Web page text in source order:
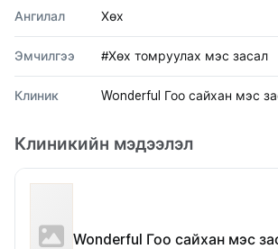
Ангилал Хөх
Эмчилгээ #Хөх томруулах мэс засал
Клиник Wonderful Гоо сайхан мэс
Клиникийн мэдээлэл